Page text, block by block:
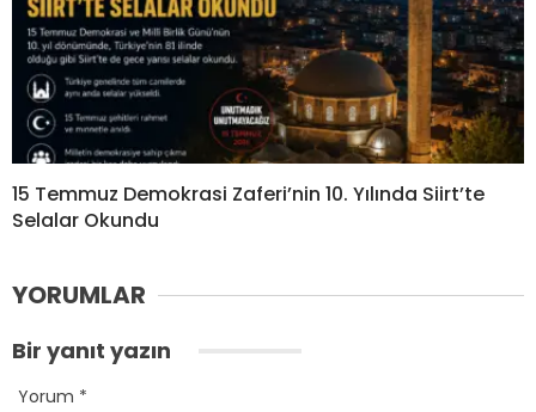
15 Temmuz Demokrasi Zaferi’nin 10. Yılında Siirt’te
Selalar Okundu
YORUMLAR
Bir yanıt yazın
Yorum *